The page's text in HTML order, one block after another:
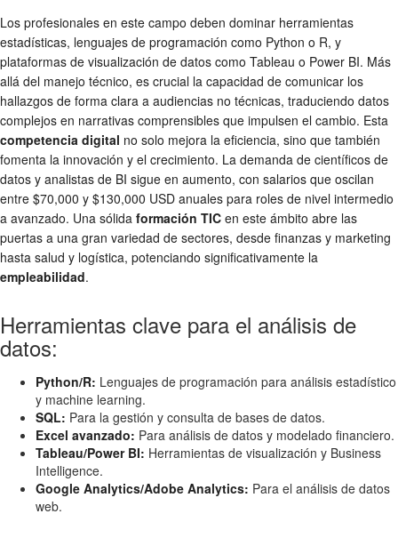
Los profesionales en este campo deben dominar herramientas
estadísticas, lenguajes de programación como Python o R, y
plataformas de visualización de datos como Tableau o Power BI. Más
allá del manejo técnico, es crucial la capacidad de comunicar los
hallazgos de forma clara a audiencias no técnicas, traduciendo datos
complejos en narrativas comprensibles que impulsen el cambio. Esta
competencia digital no solo mejora la eficiencia, sino que también
fomenta la innovación y el crecimiento. La demanda de científicos de
datos y analistas de BI sigue en aumento, con salarios que oscilan
entre $70,000 y $130,000 USD anuales para roles de nivel intermedio
a avanzado. Una sólida formación TIC en este ámbito abre las
puertas a una gran variedad de sectores, desde finanzas y marketing
hasta salud y logística, potenciando significativamente la
empleabilidad.
Herramientas clave para el análisis de
datos:
Python/R: Lenguajes de programación para análisis estadístico
y machine learning.
SQL: Para la gestión y consulta de bases de datos.
Excel avanzado: Para análisis de datos y modelado financiero.
Tableau/Power BI: Herramientas de visualización y Business
Intelligence.
Google Analytics/Adobe Analytics: Para el análisis de datos
web.